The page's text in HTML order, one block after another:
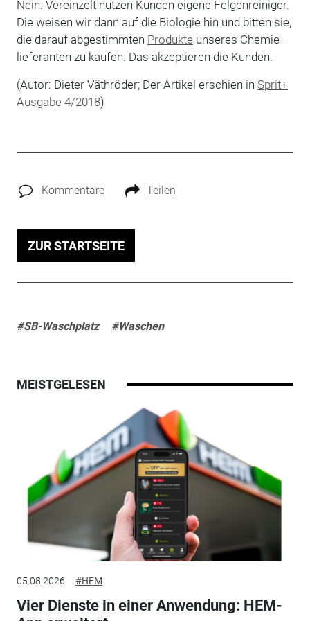
Nein. Vereinzelt nutzen Kunden eigene Felgenreiniger.
Die weisen wir dann auf die Biologie hin und bitten sie,
die darauf abgestimmten Produkte unseres Chemie­
lieferanten zu kaufen. Das akzeptieren die Kunden.
(Autor: Dieter Väthröder; Der Artikel erschien in Sprit+
Ausgabe 4/2018)
Kommentare Teilen
ZUR STARTSEITE
#SB-Waschplatz #Waschen
MEISTGELESEN
05.08.2026 #HEM
Vier Dienste in einer Anwendung: HEM-